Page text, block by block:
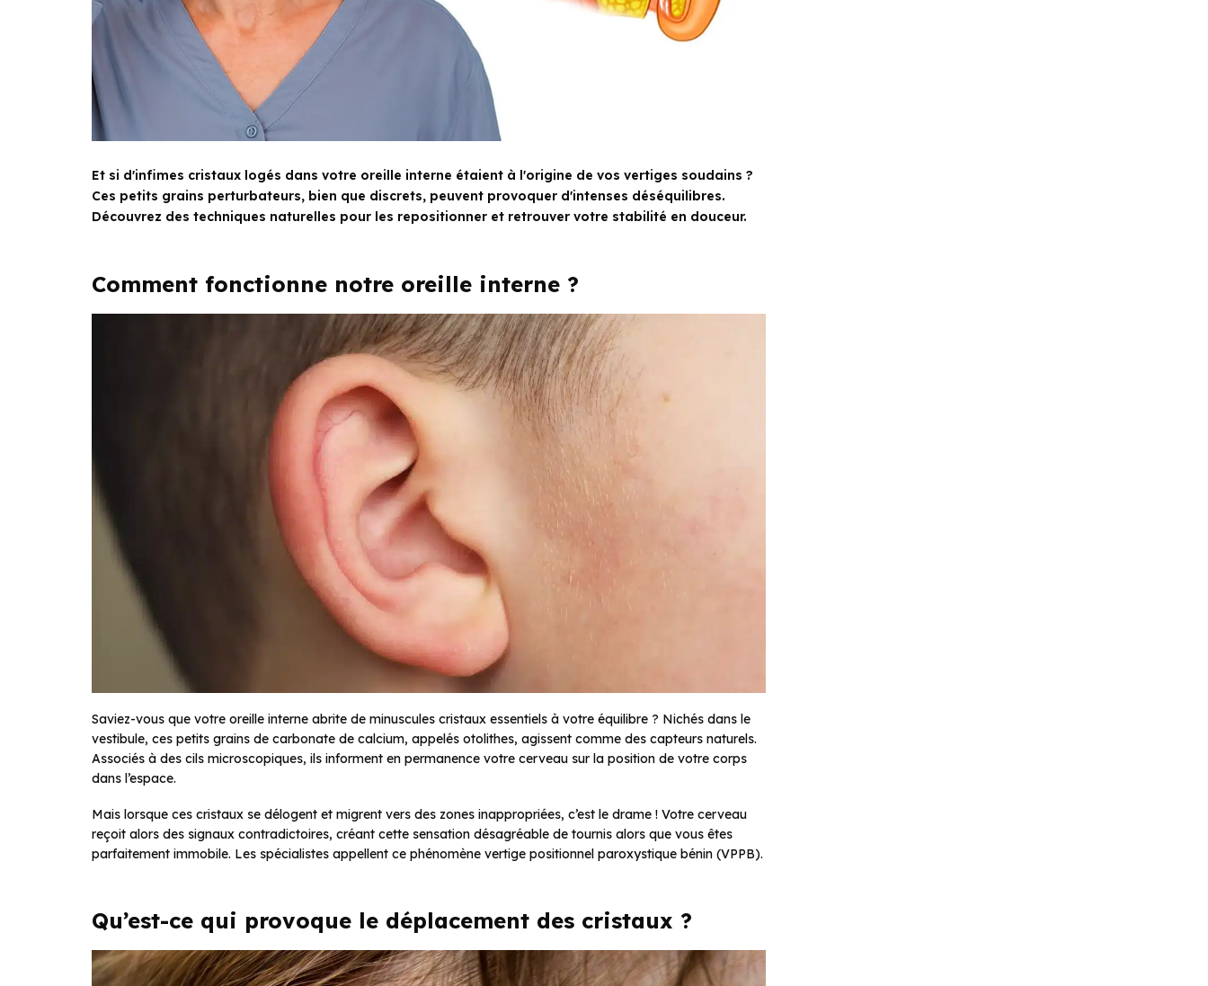
Et si d'infimes cristaux logés dans votre oreille interne étaient à l'origine de vos vertiges soudains ?
Ces petits grains perturbateurs, bien que discrets, peuvent provoquer d'intenses déséquilibres.
Découvrez des techniques naturelles pour les repositionner et retrouver votre stabilité en douceur.
Comment fonctionne notre oreille interne ?
Saviez-vous que votre oreille interne abrite de minuscules cristaux essentiels à votre équilibre ? Nichés dans le
vestibule, ces petits grains de carbonate de calcium, appelés otolithes, agissent comme des capteurs naturels.
Associés à des cils microscopiques, ils informent en permanence votre cerveau sur la position de votre corps
dans l’espace.
Mais lorsque ces cristaux se délogent et migrent vers des zones inappropriées, c’est le drame ! Votre cerveau
reçoit alors des signaux contradictoires, créant cette sensation désagréable de tournis alors que vous êtes
parfaitement immobile. Les spécialistes appellent ce phénomène vertige positionnel paroxystique bénin (VPPB).
Qu’est-ce qui provoque le déplacement des cristaux ?